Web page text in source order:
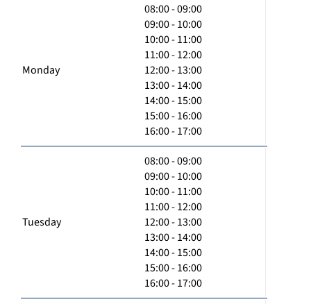
Monday
08:00 - 09:00
09:00 - 10:00
10:00 - 11:00
11:00 - 12:00
12:00 - 13:00
13:00 - 14:00
14:00 - 15:00
15:00 - 16:00
16:00 - 17:00
Tuesday
08:00 - 09:00
09:00 - 10:00
10:00 - 11:00
11:00 - 12:00
12:00 - 13:00
13:00 - 14:00
14:00 - 15:00
15:00 - 16:00
16:00 - 17:00